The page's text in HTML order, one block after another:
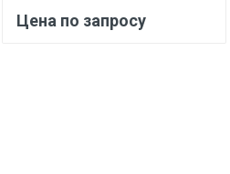
Цена по запросу